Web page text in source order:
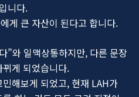
니다.
게 큰 자산이 된다고 합니다.
”와 일맥상통하지만, 다른 문장
게 되었습니다.
해보게 되었고, 현재 LAH가